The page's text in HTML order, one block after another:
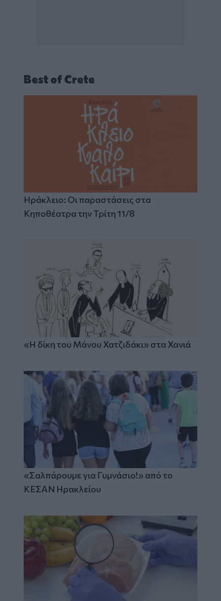
Best of Crete
Ηράκλειο: Οι παραστάσεις στα
Κηποθέατρα την Τρίτη 11/8
«Η δίκη του Μάνου Χατζιδάκι» στα Χανιά
«Σαλπάρουμε για Γυμνάσιο!» από το
ΚΕΣΑΝ Ηρακλείου